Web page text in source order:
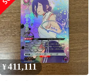
¥411,111